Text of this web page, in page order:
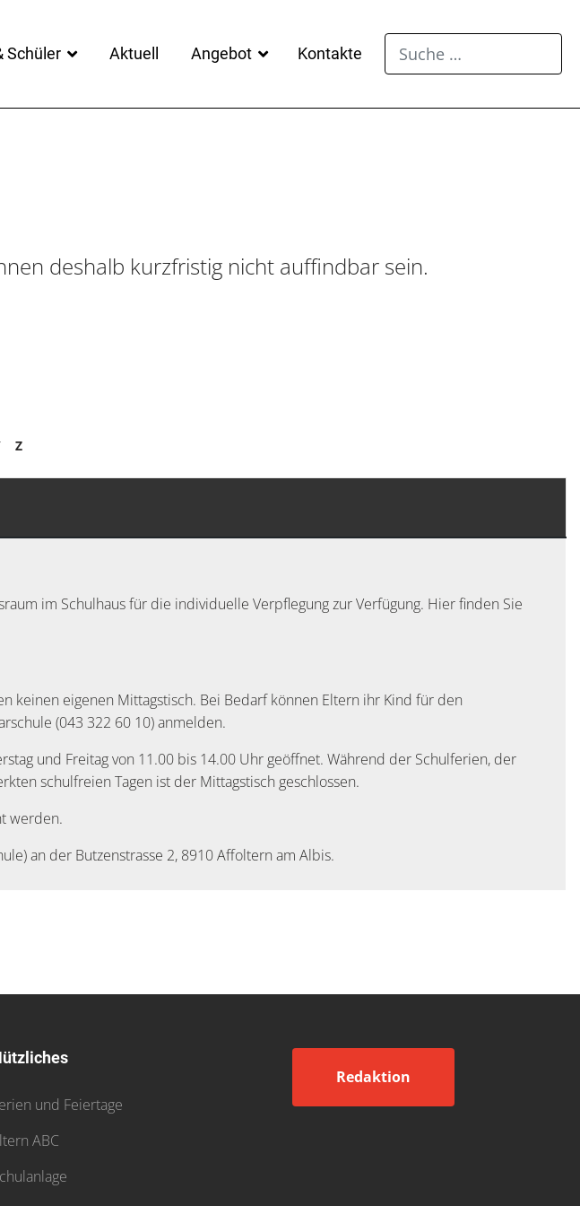
Schüler Aktuell Angebot Kontakte
Suchen
deshalb kurzfristig nicht auffindbar sein.
Z
im Schulhaus für die individuelle Verpflegung zur Verfügung. Hier finden Sie
keinen eigenen Mittagstisch. Bei Bedarf können Eltern ihr Kind für den
(043 322 60 10) anmelden.
und Freitag von 11.00 bis 14.00 Uhr geöffnet. Während der Schulferien, der
schulfreien Tagen ist der Mittagstisch geschlossen.
werden.
an der Butzenstrasse 2, 8910 Affoltern am Albis.
und Feiertage
ABC
Redaktion